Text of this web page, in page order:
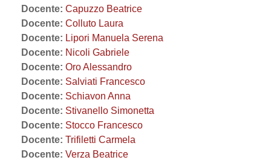
Docente: Capuzzo Beatrice
Docente: Colluto Laura
Docente: Lipori Manuela Serena
Docente: Nicoli Gabriele
Docente: Oro Alessandro
Docente: Salviati Francesco
Docente: Schiavon Anna
Docente: Stivanello Simonetta
Docente: Stocco Francesco
Docente: Trifiletti Carmela
Docente: Verza Beatrice